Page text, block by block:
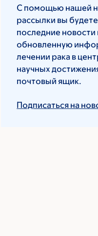
С помощью нашей
рассылки вы
последние новости
обновленную
лечении рака в
научных
почтовый ящик.
Подписаться на